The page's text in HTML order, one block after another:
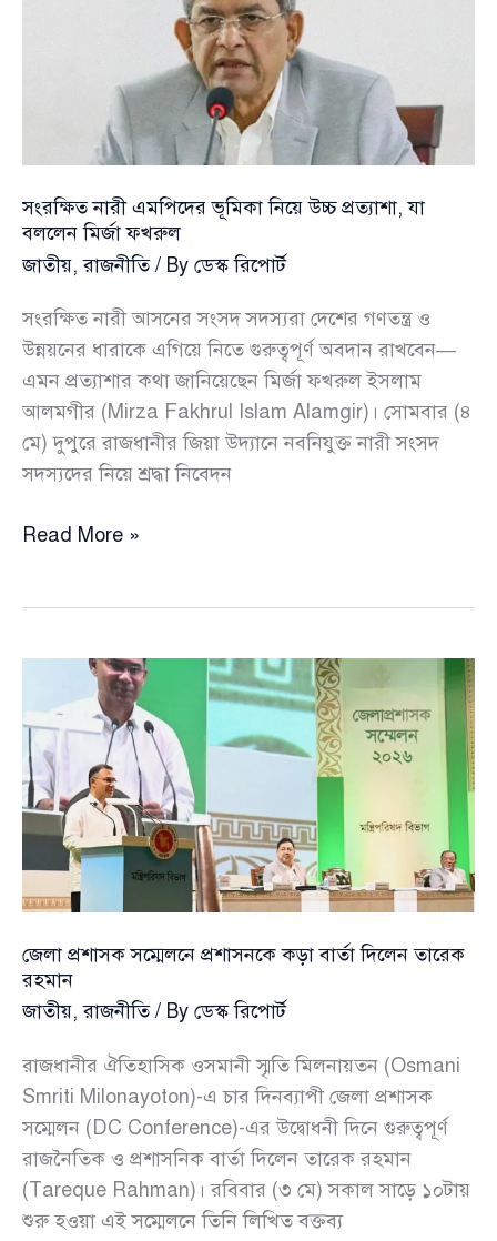
সংরক্ষিত নারী এমপিদের ভূমিকা নিয়ে উচ্চ প্রত্যাশা, যা
বললেন মির্জা ফখরুল
জাতীয়,রাজনীতি/ By ডেস্ক রিপোর্ট
সংরক্ষিত নারী আসনের সংসদ সদস্যরা দেশের গণতন্ত্র ও
উন্নয়নের ধারাকে এগিয়ে নিতে গুরুত্বপূর্ণ অবদান রাখবেন—
এমন প্রত্যাশার কথা জানিয়েছেন মির্জা ফখরুল ইসলাম
আলমগীর (Mirza Fakhrul Islam Alamgir)। সোমবার (৪
মে) দুপুরে রাজধানীর জিয়া উদ্যানে নবনিযুক্ত নারী সংসদ
সদস্যদের নিয়ে শ্রদ্ধা নিবেদন
সংরক্ষিত
নিয়ে
প্রত্যাশা,
যা
বললেন
মির্জা
ফখরুল
Read More »
জেলা প্রশাসক সম্মেলনে প্রশাসনকে কড়া বার্তা দিলেন তারেক
রহমান
জাতীয়,রাজনীতি/ By ডেস্ক রিপোর্ট
রাজধানীর ঐতিহাসিক ওসমানী স্মৃতি মিলনায়তন (Osmani
Smriti Milonayoton)-এ চার দিনব্যাপী জেলা প্রশাসক
সম্মেলন (DC Conference)-এর উদ্বোধনী দিনে গুরুত্বপূর্ণ
রাজনৈতিক ও প্রশাসনিক বার্তা দিলেন তারেক রহমান
(Tareque Rahman)। রবিবার (৩ মে) সকাল সাড়ে ১০টায়
শুরু হওয়া এই সম্মেলনে তিনি লিখিত বক্তব্য